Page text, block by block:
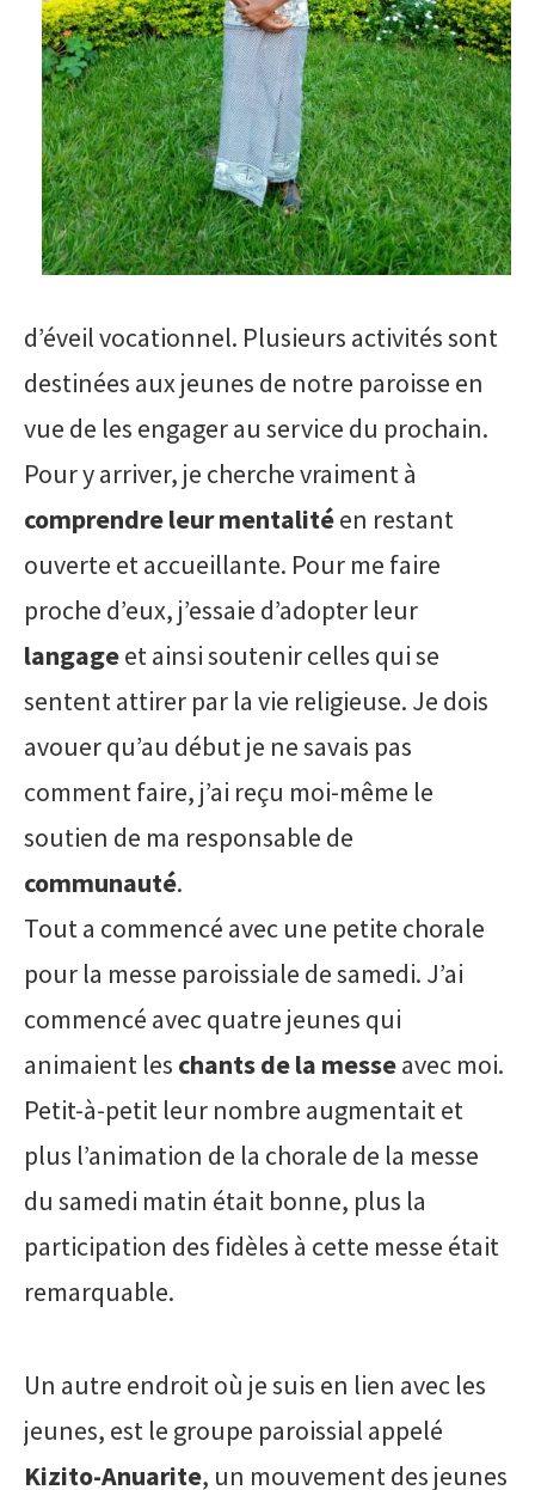
d’éveil vocationnel. Plusieurs activités sont
destinées aux jeunes de notre paroisse en
vue de les engager au service du prochain.
Pour y arriver, je cherche vraiment à
comprendre leur mentalitéen restant
ouverte et accueillante. Pour me faire
proche d’eux, j’essaie d’adopter leur
langageet ainsi soutenir celles qui se
sentent attirer par la vie religieuse. Je dois
avouer qu’au début je ne savais pas
comment faire, j’ai reçu moi-même le
soutien de ma responsable de
communauté.
Tout a commencé avec une petite chorale
pour la messe paroissiale de samedi. J’ai
commencé avec quatre jeunes qui
animaient les chants de la messeavec moi.
Petit-à-petit leur nombre augmentait et
plus l’animation de la chorale de la messe
du samedi matin était bonne, plus la
participation des fidèles à cette messe était
remarquable.
Un autre endroit où je suis en lien avec les
jeunes, est le groupe paroissial appelé
Kizito-Anuarite, un mouvement des jeunes